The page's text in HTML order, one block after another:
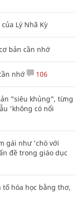
Lý Nhã Kỳ
bản cần nhớ
nhớ 106
"siêu khủng", từng
'không có nổi
gái như 'chó với
đề trong giáo dục
tố hóa học bằng thơ,